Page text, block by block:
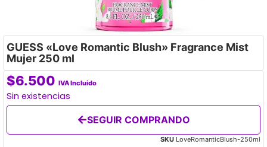
GUESS «Love Romantic Blush» Fragrance Mist
Mujer 250 ml
$6.500 IVA Incluido
Sin existencias
SEGUIR COMPRANDO
SKU LoveRomanticBlush-250ml